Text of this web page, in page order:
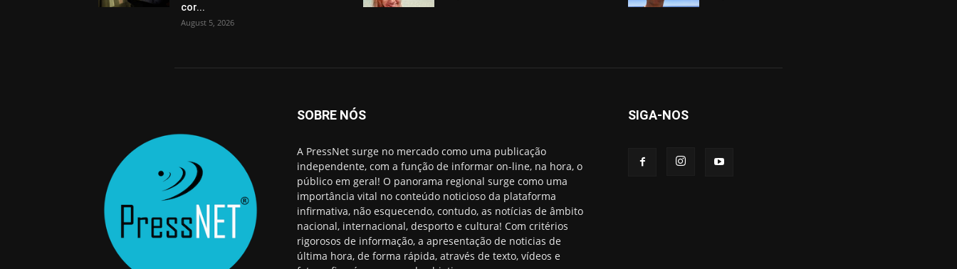
cor...
August 5, 2026
SOBRE NÓS
A PressNet surge no mercado como uma publicação
independente, com a função de informar on-line, na hora, o
público em geral! O panorama regional surge como uma
importância vital no conteúdo noticioso da plataforma
infirmativa, não esquecendo, contudo, as notícias de âmbito
nacional, internacional, desporto e cultura! Com critérios
rigorosos de informação, a apresentação de noticias de
última hora, de forma rápida, através de texto, vídeos e
SIGA-NOS